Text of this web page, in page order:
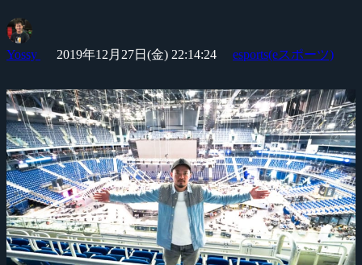
Yossy 2019年12月27日(金) 22:14:24 esports(eスポーツ)